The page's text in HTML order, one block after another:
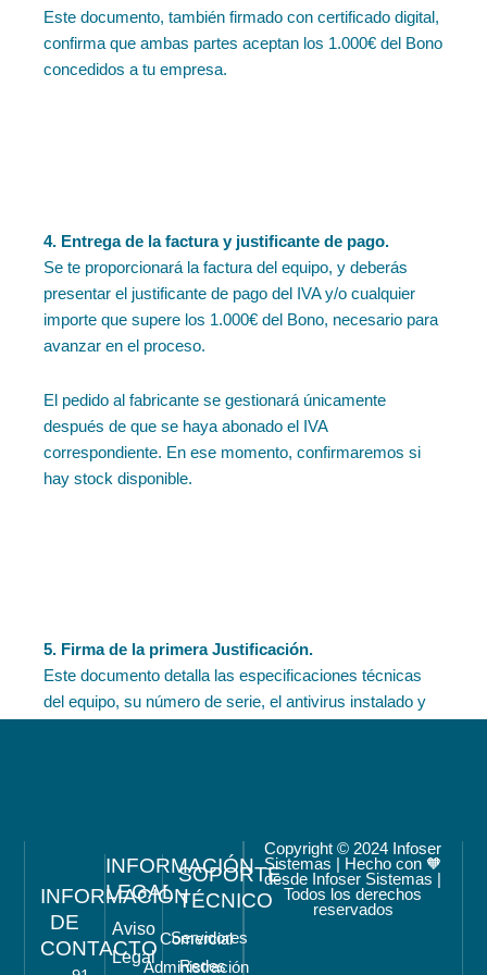
Este documento, también firmado con certificado digital,
confirma que ambas partes aceptan los 1.000€ del Bono
concedidos a tu empresa.
4. Entrega de la factura y justificante de pago.
Se te proporcionará la factura del equipo, y deberás
presentar el justificante de pago del IVA y/o cualquier
importe que supere los 1.000€ del Bono, necesario para
avanzar en el proceso.
El pedido al fabricante se gestionará únicamente
después de que se haya abonado el IVA
correspondiente. En ese momento, confirmaremos si
hay stock disponible.
5. Firma de la primera Justificación.
Este documento detalla las especificaciones técnicas
del equipo, su número de serie, el antivirus instalado y
INFORMACIÓN
DE
CONTACTO
INFORMACIÓN
LEGAL
Aviso
Legal
SOPORTE
TÉCNICO
Comercial
Administración
Servidores
Redes
Copyright © 2024 Infoser
Sistemas | Hecho con 🧡
desde Infoser Sistemas |
Todos los derechos
reservados